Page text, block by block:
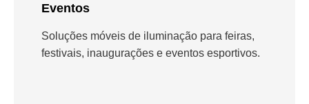
Eventos
Soluções móveis de iluminação para feiras,
festivais, inaugurações e eventos esportivos.